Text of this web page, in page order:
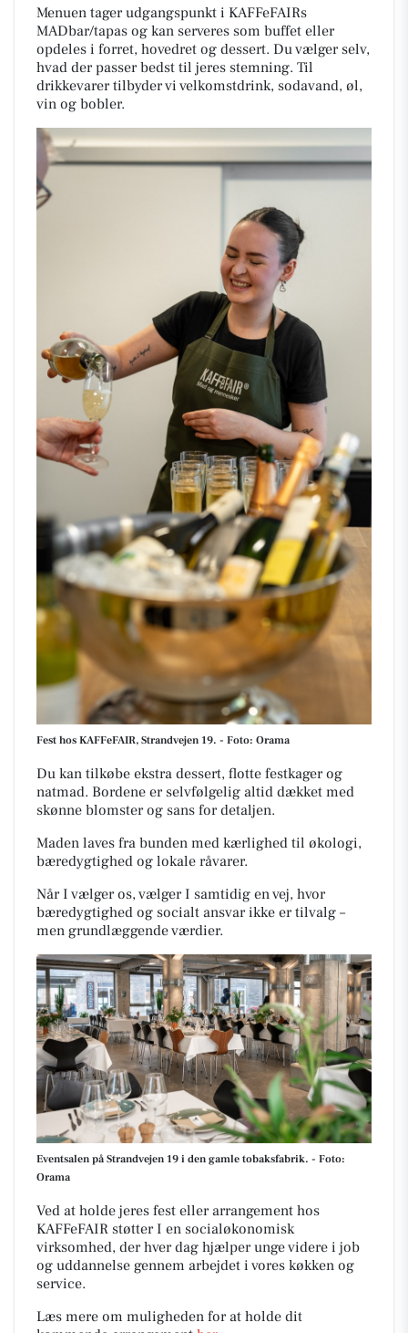
Menuen tager udgangspunkt i KAFFeFAIRs
MADbar/tapas og kan serveres som buffet eller
opdeles i forret, hovedret og dessert. Du vælger selv,
hvad der passer bedst til jeres stemning. Til
drikkevarer tilbyder vi velkomstdrink, sodavand, øl,
vin og bobler.
Fest hos KAFFeFAIR, Strandvejen 19. - Foto: Orama
Du kan tilkøbe ekstra dessert, flotte festkager og
natmad. Bordene er selvfølgelig altid dækket med
skønne blomster og sans for detaljen.
Maden laves fra bunden med kærlighed til økologi,
bæredygtighed og lokale råvarer.
Når I vælger os, vælger I samtidig en vej, hvor
bæredygtighed og socialt ansvar ikke er tilvalg –
men grundlæggende værdier.
Eventsalen på Strandvejen 19 i den gamle tobaksfabrik. - Foto:
Orama
Ved at holde jeres fest eller arrangement hos
KAFFeFAIR støtter I en socialøkonomisk
virksomhed, der hver dag hjælper unge videre i job
og uddannelse gennem arbejdet i vores køkken og
service.
Læs mere om muligheden for at holde dit